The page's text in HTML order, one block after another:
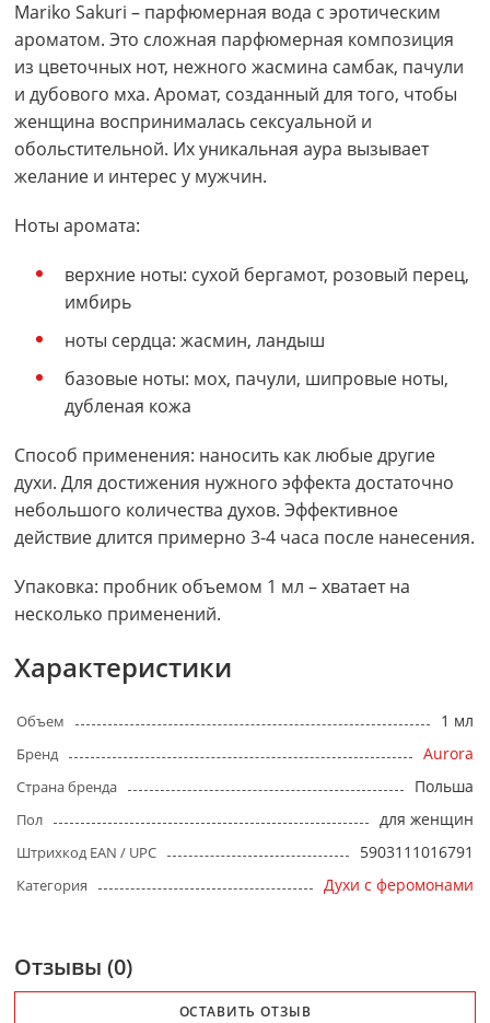
Mariko Sakuri – парфюмерная вода с эротическим
ароматом. Это сложная парфюмерная композиция
из цветочных нот, нежного жасмина самбак, пачули
и дубового мха. Аромат, созданный для того, чтобы
женщина воспринималась сексуальной и
обольстительной. Их уникальная аура вызывает
желание и интерес у мужчин.
Ноты аромата:
верхние ноты: сухой бергамот, розовый перец,
имбирь
ноты сердца: жасмин, ландыш
базовые ноты: мох, пачули, шипровые ноты,
дубленая кожа
Способ применения: наносить как любые другие
духи. Для достижения нужного эффекта достаточно
небольшого количества духов. Эффективное
действие длится примерно 3-4 часа после нанесения.
Упаковка: пробник объемом 1 мл – хватает на
несколько применений.
Характеристики
Объем 1 мл
Бренд Aurora
Страна бренда Польша
Пол для женщин
Штрихкод EAN / UPC 5903111016791
Категория Духи с феромонами
Отзывы (0)
ОСТАВИТЬ ОТЗЫВ